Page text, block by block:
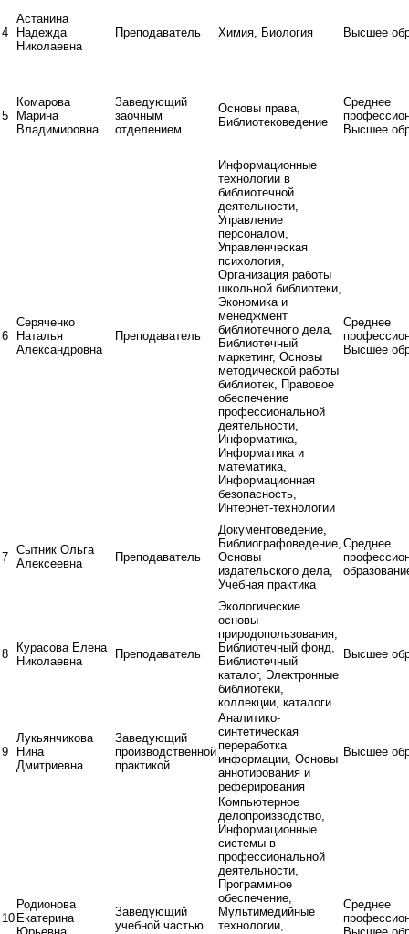
4
Астанина
Надежда
Николаевна
Преподаватель Химия, Биология Высшее
5
Комарова
Марина
Владимировна
Заведующий
заочным
отделением
Основы права,
Библиотековедение
Среднее
Высшее
6
Серяченко
Наталья
Александровна
Преподаватель
Информационные
технологии в
библиотечной
деятельности,
Управление
персоналом,
Управленческая
психология,
Организация работы
школьной библиотеки,
Экономика и
менеджмент
библиотечного дела,
Библиотечный
маркетинг, Основы
методической работы
библиотек, Правовое
обеспечение
профессиональной
деятельности,
Информатика,
Информатика и
математика,
Информационная
безопасность,
Интернет-технологии
Среднее
Высшее
7
Сытник Ольга
Алексеевна
Преподаватель
Документоведение,
Библиографоведение,
Основы
издательского дела,
Учебная практика
Среднее
8
Курасова Елена
Николаевна
Преподаватель
Экологические
основы
природопользования,
Библиотечный фонд,
Библиотечный
каталог, Электронные
библиотеки,
коллекции, каталоги
Высшее
9
Лукьянчикова
Нина
Дмитриевна
Заведующий
производственной
практикой
Аналитико-
синтетическая
переработка
информации, Основы
аннотирования и
реферирования
Высшее
10
Родионова
Екатерина
Заведующий
учебной частью
Компьютерное
делопроизводство,
Информационные
системы в
профессиональной
деятельности,
Программное
обеспечение,
Мультимедийные
технологии,
Среднее